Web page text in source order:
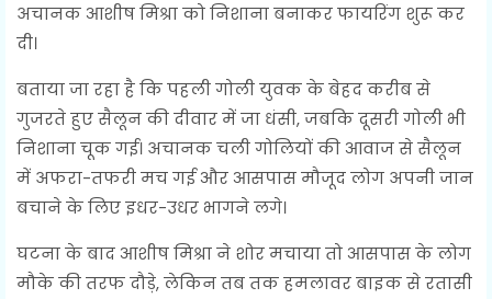
अचानक आशीष मिश्रा को निशाना बनाकर फायरिंग शुरू कर
दी।
बताया जा रहा है कि पहली गोली युवक के बेहद करीब से
गुजरते हुए सैलून की दीवार में जा धंसी, जबकि दूसरी गोली भी
निशाना चूक गई। अचानक चली गोलियों की आवाज से सैलून
में अफरा-तफरी मच गई और आसपास मौजूद लोग अपनी जान
बचाने के लिए इधर-उधर भागने लगे।
घटना के बाद आशीष मिश्रा ने शोर मचाया तो आसपास के लोग
मौके की तरफ दौड़े, लेकिन तब तक हमलावर बाइक से रतासी